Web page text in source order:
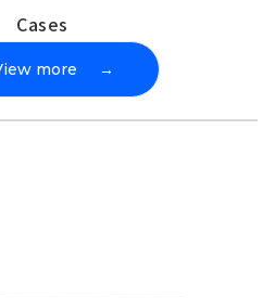
Cases
more →